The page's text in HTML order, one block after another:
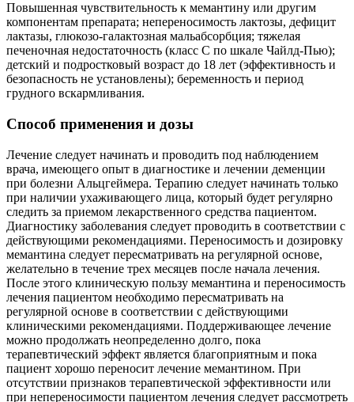
Повышенная чувствительность к мемантину или другим
компонентам препарата; непереносимость лактозы, дефицит
лактазы, глюкозо-галактозная мальабсорбция; тяжелая
печеночная недостаточность (класс С по шкале Чайлд-Пью);
детский и подростковый возраст до 18 лет (эффективность и
безопасность не установлены); беременность и период
грудного вскармливания.
Способ применения и дозы
Лечение следует начинать и проводить под наблюдением
врача, имеющего опыт в диагностике и лечении деменции
при болезни Альцгеймера. Терапию следует начинать только
при наличии ухаживающего лица, который будет регулярно
следить за приемом лекарственного средства пациентом.
Диагностику заболевания следует проводить в соответствии с
действующими рекомендациями. Переносимость и дозировку
мемантина следует пересматривать на регулярной основе,
желательно в течение трех месяцев после начала лечения.
После этого клиническую пользу мемантина и переносимость
лечения пациентом необходимо пересматривать на
регулярной основе в соответствии с действующими
клиническими рекомендациями. Поддерживающее лечение
можно продолжать неопределенно долго, пока
терапевтический эффект является благоприятным и пока
пациент хорошо переносит лечение мемантином. При
отсутствии признаков терапевтической эффективности или
при непереносимости пациентом лечения следует рассмотреть